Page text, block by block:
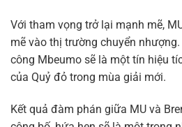
Với tham vọng trở lại mạnh mẽ,
mẽ vào thị trường chuyển
công Mbeumo sẽ là một tín hiệu
của Quỷ đỏ trong mùa giải mới.
Kết quả đàm phán giữa MU và